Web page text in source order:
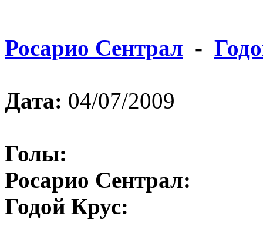
Росарио Сентрал -
Дата: 04/07/2009
Голы:
Росарио Сентрал:
Годой Крус: